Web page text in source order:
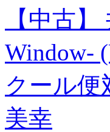
【中古
Window-
クール便
美幸